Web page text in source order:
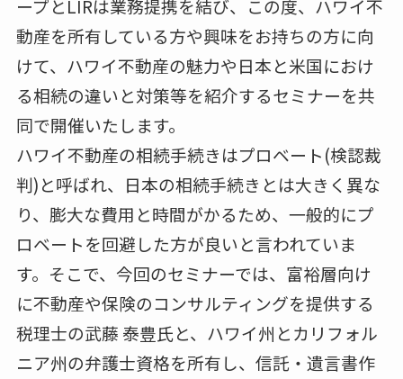
ープとLIRは業務提携を結び、この度、ハワイ不
動産を所有している方や興味をお持ちの方に向
けて、ハワイ不動産の魅力や日本と米国におけ
る相続の違いと対策等を紹介するセミナーを共
同で開催いたします。
ハワイ不動産の相続手続きはプロベート(検認裁
判)と呼ばれ、日本の相続手続きとは大きく異な
り、膨大な費用と時間がかるため、一般的にプ
ロベートを回避した方が良いと言われていま
す。そこで、今回のセミナーでは、富裕層向け
に不動産や保険のコンサルティングを提供する
税理士の武藤 泰豊氏と、ハワイ州とカリフォル
ニア州の弁護士資格を所有し、信託・遺言書作